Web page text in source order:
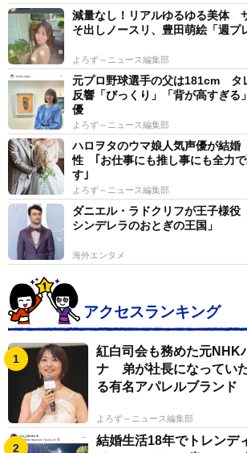
減量なし！リアルゆるゆる美体
そ出しノースリ、豊田萌絵「週プ
よろず～ニュース編集部
元プロ野球選手の父は181cm タ
反響「びっくり」「背が高すぎ
優
よろず～ニュース編集部
ハロヲタのウマ娘人気声優が結
性 ｢お仕事にも推し事にも全力で
す｣
よろず～ニュース編集部
ダニエル・ラドクリフが王子様
シンデレラのおとぎの王国」
海外エンタメ
アクセスランキング
紅白司会も務めた元NHK
ナ 弟が社長になってい
る有名アパレルブランド
よろず～ニュース編集部
結婚生活18年でトレン